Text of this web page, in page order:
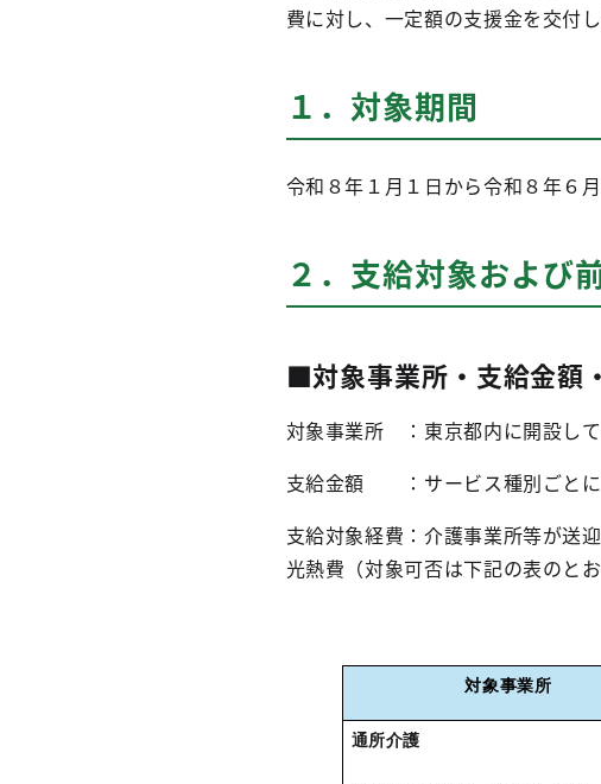
費に対し、一定額の支援金を交付し
１．対象期間
令和８年１月１日から令和８年６
２．支給対象および
■対象事業所・支給金額
対象事業所 ：東京都内に開設し
支給金額 ：サービス種別ごとに
支給対象経費：介護事業所等が送
光熱費（対象可否は下記の表のとお
対象事業所
通所介護